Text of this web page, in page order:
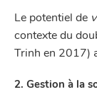
Le potentiel de
contexte du
Trinh en 2017)
2. Gestion à la